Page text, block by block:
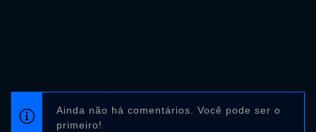
Ainda não há comentários. Você pode ser o
primeiro!